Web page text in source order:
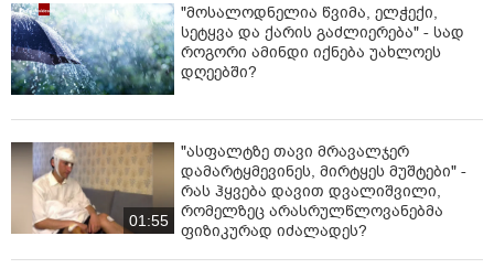
"მოსალოდნელია წვიმა, ელჭექი,
სეტყვა და ქარის გაძლიერება" - სად
როგორი ამინდი იქნება უახლოეს
დღეებში?
01:55
"ასფალტზე თავი მრავალჯერ
დამარტყმევინეს, მირტყეს მუშტები" -
რას ჰყვება დავით დვალიშვილი,
რომელზეც არასრულწლოვანებმა
ფიზიკურად იძალადეს?